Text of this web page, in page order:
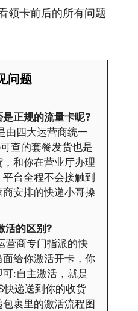
领卡前后的所有问题
问题
是正规的流量卡呢?
由四大运营商统一
查的套餐发货也是
和你在营业厅办理
台全程不会接触到
安排的快递小哥操
活的区别?
营商专门指派的快
给你激活开卡，你
:自主激活，就是
快递送到你的收货
裹里的激活流程图